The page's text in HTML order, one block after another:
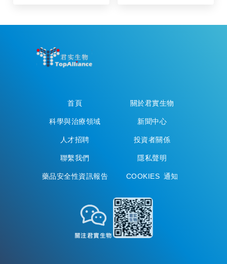
首頁
關於君實生物
科學與治療領域
新聞中心
人才招聘
投資者關係
聯繫我們
隱私聲明
藥品安全性資訊報告
COOKIES 通知
關注君實生物